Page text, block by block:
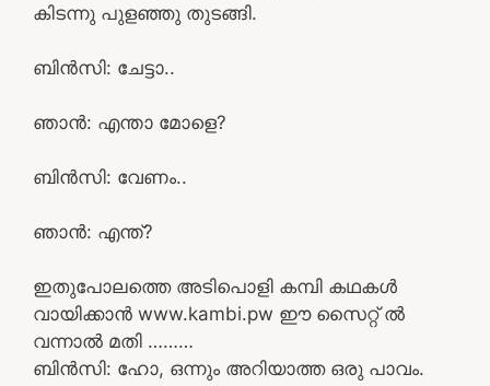
കിടന്നു പുളഞ്ഞു തുടങ്ങി.
ബിൻസി: ചേട്ടാ..
ഞാൻ: എന്താ മോളെ?
ബിൻസി: വേണം..
ഞാൻ: എന്ത്?
ഇതുപോലത്തെ അടിപൊളി കമ്പി കഥകൾ
വായിക്കാൻ www.kambi.pw ഈ സൈറ്റ് ൽ
വന്നാൽ മതി ………
ബിൻസി: ഹോ, ഒന്നും അറിയാത്ത ഒരു പാവം.